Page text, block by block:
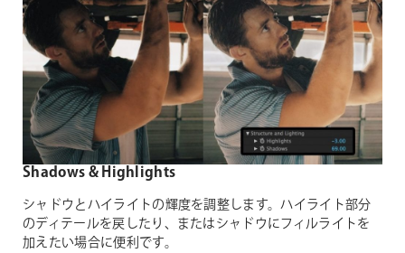
Shadows & Highlights
シャドウとハイライトの輝度を調整します。ハイライト部分
のディテールを戻したり、またはシャドウにフィルライトを
加えたい場合に便利です。